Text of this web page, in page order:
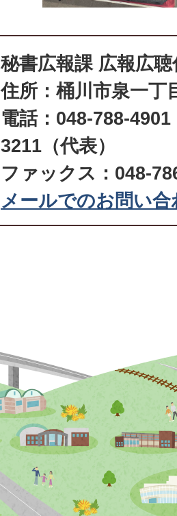
秘書広報課 広報広聴
住所：桶川市泉一丁
電話：048-788-
3211（代表）
ファックス：048-
メールでのお問い